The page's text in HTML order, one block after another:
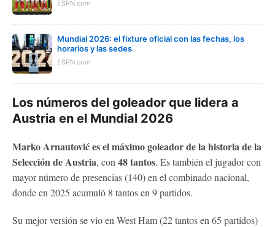
ESPN.com
Mundial 2026: el fixture oficial con las fechas, los
horarios y las sedes
ESPN.com
Los números del goleador que lidera a
Austria en el Mundial 2026
Marko Arnautović es el máximo goleador de la historia de la
Selección de Austria, con 48 tantos. Es también el jugador con
mayor número de presencias (140) en el combinado nacional,
donde en 2025 acumuló 8 tantos en 9 partidos.
Su mejor versión se vio en West Ham (22 tantos en 65 partidos)